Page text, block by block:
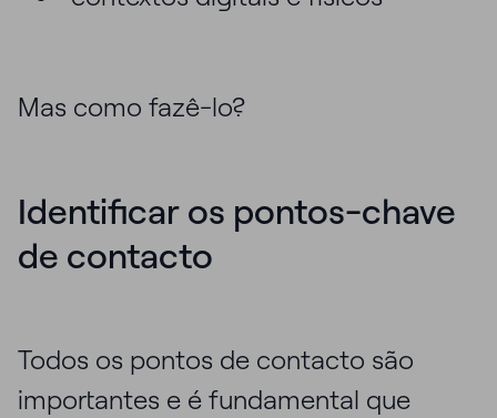
Mas como fazê-lo?
Identificar os pontos-chave
de contacto
Todos os pontos de contacto são
importantes e é fundamental que